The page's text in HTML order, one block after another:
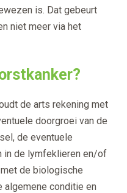
is. Dat gebeurt
niet meer via het
de arts rekening met
doorgroei van de
de eventuele
in de lymfeklieren en/of
de biologische
algemene conditie en